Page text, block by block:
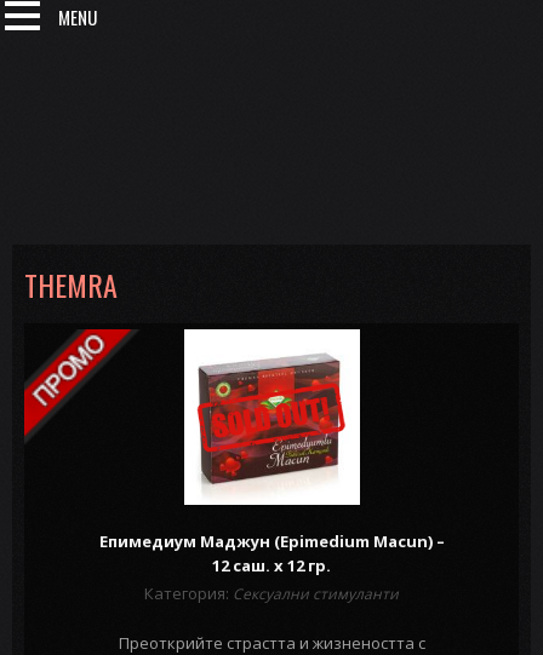
MENU
THEMRA
Епимедиум Маджун (Epimedium Macun) –
12 саш. х 12 гр.
Категория: Сексуални стимуланти
Преоткрийте страстта и жизнеността с